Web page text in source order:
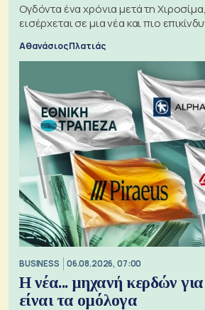
Ογδόντα ένα χρόνια μετά τη
εισέρχεται σε μια νέα και πιο
Αθανάσιος Πλατιάς
BUSINESS 06.08.2026, 07:00
Η νέα... μηχανή κερδών για
είναι τα ομόλογα